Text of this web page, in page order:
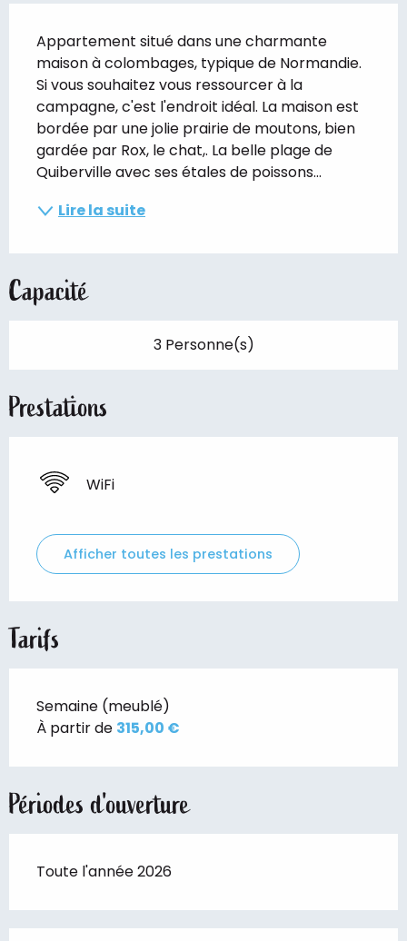
Appartement situé dans une charmante
maison à colombages, typique de Normandie.
Si vous souhaitez vous ressourcer à la
campagne, c'est l'endroit idéal. La maison est
bordée par une jolie prairie de moutons, bien
gardée par Rox, le chat,. La belle plage de
Quiberville avec ses étales de poissons...
Lire la suite
Capacité
3 Personne(s)
Prestations
WiFi
Afficher toutes les prestations
Tarifs
Semaine (meublé)
À partir de 315,00 €
Périodes d'ouverture
Toute l'année 2026